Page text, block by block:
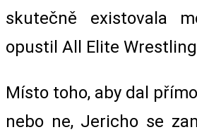
skutečně existovala
opustil All Elite
Místo toho, aby dal
nebo ne, Jericho se